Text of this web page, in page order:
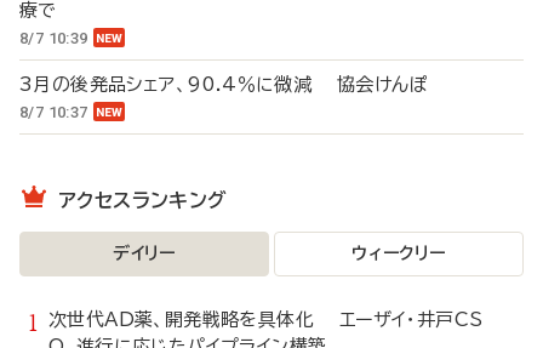
療で
8/7 10:39
3月の後発品シェア、90.4％に微減 協会けんぽ
8/7 10:37
アクセスランキング
デイリー ウィークリー
次世代AD薬、開発戦略を具体化 エーザイ・井戸CS